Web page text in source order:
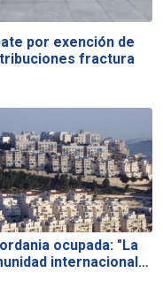
por exención de
fractura
ocupada: "La
internacional…